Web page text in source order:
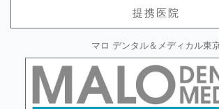
提携医院
マロ デンタル＆メディカル東